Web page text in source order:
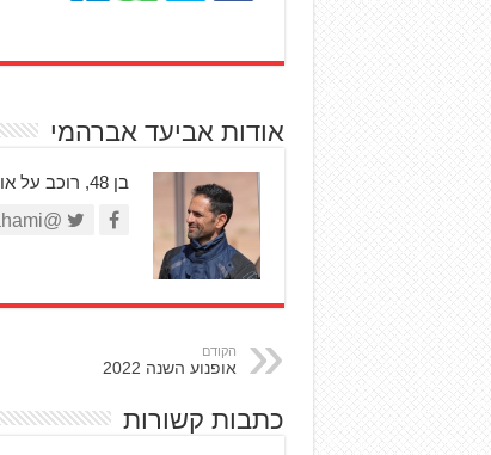
אודות אביעד אברהמי
בן 48, רוכב על אופנועים 32 שנים ברציפות, חולה גז מאובחן, ממציא מטבע הלשון 'חזיר גז' ועורך את האתר שבו אתם גולשים כעת.
@AviadAvrahami
הקודם
אופנוע השנה 2022
כתבות קשורות